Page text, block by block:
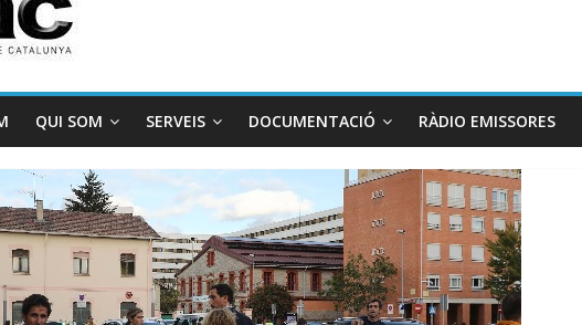
QUI SOM SERVEIS DOCUMENTACIÓ RÀDIO EMISSORES